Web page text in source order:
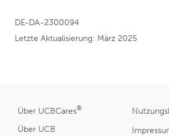
DE-DA-2300094
Letzte Aktualisierung: März 2025
Über UCBCares®
Über UCB